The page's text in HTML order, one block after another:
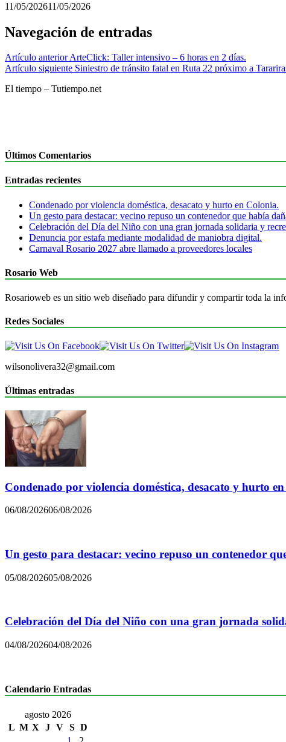
11/05/202611/05/2026
Navegación de entradas
Artículo anteriorArteClick: Taller intensivo – 6 horas en 2 días.
Artículo siguiente Siniestro de tránsito fatal en Ruta 22 próximo a
El tiempo – Tutiempo.net
Últimos Comentarios
Entradas recientes
Condenado por violencia doméstica, desacato y hurto en Colonia.
Un gesto para destacar: vecino repuso un contenedor que había
Celebración del Día del Niño con una gran jornada solidaria y
Denuncia por estafa mediante modalidad de maniobra digital.
Carnaval Rosario 2027 abre llamado a proveedores locales
Rosario Web
Rosarioweb es un sitio web diseñado para difundir y compartir toda la
Redes Sociales
wilsonolivera32@gmail.com
Últimas entradas
Condenado por violencia doméstica, desacato y hurto
06/08/202606/08/2026
Un gesto para destacar: vecino repuso un contenedor
05/08/202605/08/2026
Celebración del Día del Niño con una gran jornada
04/08/202604/08/2026
Calendario Entradas
agosto 2026
L M X J V S D